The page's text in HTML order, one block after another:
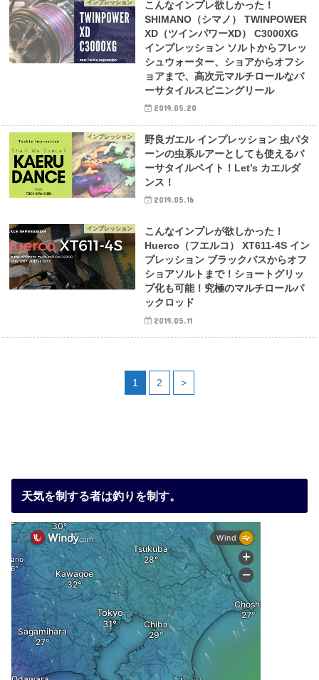
インプレッション
こんなインプレ欲しかった！
SHIMANO（シマノ） TWINPOWER
XD（ツインパワーXD） C3000XG
インプレッション ソルトからフレッ
シュウォーター、ショアからオフシ
ョアまで、高次元マルチロールなバ
ーサタイルスピニングリール
2019.05.20
インプレッション
野良ガエル インプレッション 虫パタ
ーンの虫系ルアーとしても使えるバ
ーサタイルベイト！Let’s カエルダ
ンス！
2019.05.16
インプレッション
こんなインプレが欲しかった！
Huerco（フエルコ） XT611-4S イン
プレッション ブラックバスからオフ
ショアソルトまで！ショートグリッ
プ化も可能！究極のマルチロールパ
ックロッド
2019.05.11
1 2 >
天気を制する者は釣りを制す。